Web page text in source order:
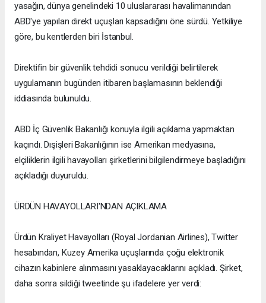
yasağın, dünya genelindeki 10 uluslararası havalimanından
ABD'ye yapılan direkt uçuşları kapsadığını öne sürdü. Yetkiliye
göre, bu kentlerden biri İstanbul.
Direktifin bir güvenlik tehdidi sonucu verildiği belirtilerek
uygulamanın bugünden itibaren başlamasının beklendiği
iddiasında bulunuldu.
ABD İç Güvenlik Bakanlığı konuyla ilgili açıklama yapmaktan
kaçındı. Dışişleri Bakanlığının ise Amerikan medyasına,
elçiliklerin ilgili havayolları şirketlerini bilgilendirmeye başladığını
açıkladığı duyuruldu.
ÜRDÜN HAVAYOLLARI'NDAN AÇIKLAMA
Ürdün Kraliyet Havayolları (Royal Jordanian Airlines), Twitter
hesabından, Kuzey Amerika uçuşlarında çoğu elektronik
cihazın kabinlere alınmasını yasaklayacaklarını açıkladı. Şirket,
daha sonra sildiği tweetinde şu ifadelere yer verdi: